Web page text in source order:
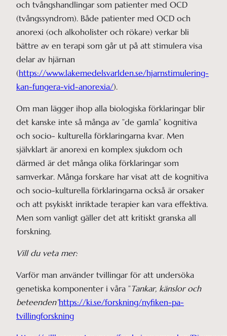
och tvångshandlingar som patienter med OCD
(tvångssyndrom). Både patienter med OCD och
anorexi (och alkoholister och rökare) verkar bli
bättre av en terapi som går ut på att stimulera visa
delar av hjärnan
(https://www.lakemedelsvarlden.se/hjarnstimulering-
kan-fungera-vid-anorexia/).
Om man lägger ihop alla biologiska förklaringar blir
det kanske inte så många av ”de gamla” kognitiva
och socio- kulturella förklaringarna kvar. Men
självklart är anorexi en komplex sjukdom och
därmed är det många olika förklaringar som
samverkar. Många forskare har visat att de kognitiva
och socio-kulturella förklaringarna också är orsaker
och att psykiskt inriktade terapier kan vara effektiva.
Men som vanligt gäller det att kritiskt granska all
forskning.
Vill du veta mer:
Varför man använder tvillingar för att undersöka
genetiska komponenter i våra ”Tankar, känslor och
beteenden”https://ki.se/forskning/nyfiken-pa-
tvillingforskning